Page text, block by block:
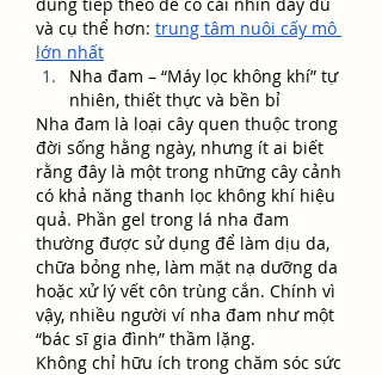
và cụ thể hơn: trung tâm nuôi cấy mô
lớn nhất
Nha đam – “Máy lọc không khí” tự
nhiên, thiết thực và bền bỉ
Nha đam là loại cây quen thuộc trong
đời sống hằng ngày, nhưng ít ai biết
rằng đây là một trong những cây cảnh
có khả năng thanh lọc không khí hiệu
quả. Phần gel trong lá nha đam
thường được sử dụng để làm dịu da,
chữa bỏng nhẹ, làm mặt nạ dưỡng da
hoặc xử lý vết côn trùng cắn. Chính vì
vậy, nhiều người ví nha đam như một
“bác sĩ gia đình” thầm lặng.
Không chỉ hữu ích trong chăm sóc sức